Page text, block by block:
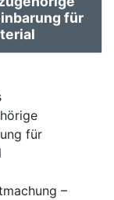
für
für
–